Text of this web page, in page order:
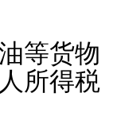
等货物
所得税